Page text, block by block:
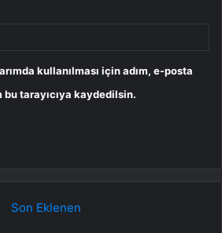
kullanılması için adım, e-posta
tarayıcıya kaydedilsin.
Son Eklenen